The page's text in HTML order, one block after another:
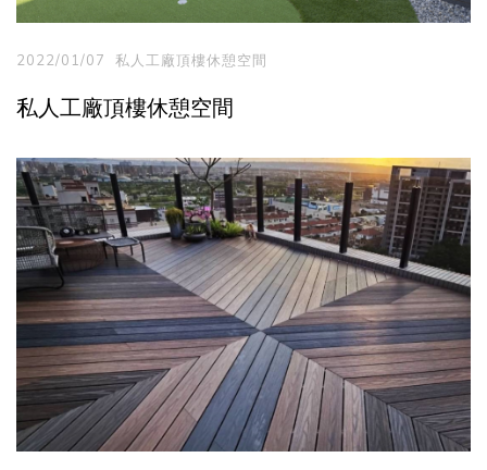
2022/01/07 私人工廠頂樓休憩空間
私人工廠頂樓休憩空間